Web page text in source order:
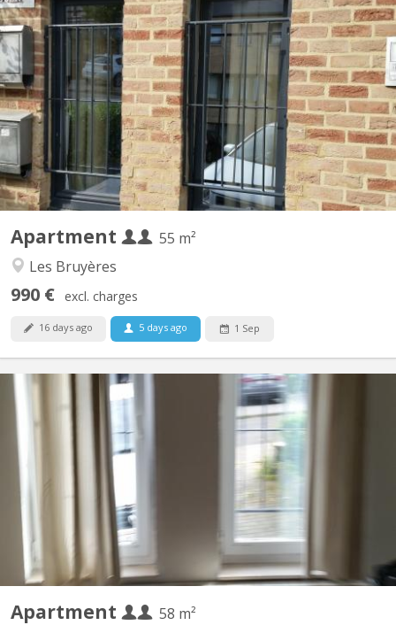
Apartment
55 m²
Les Bruyères
990 € excl. charges
16 days ago 5 days ago 1 Sep
KV 2081
Appartement lumineux de 56m2 disponible, et possible pour 2
personnes ou couple. Un salon meublé avec 2 divans-lits, tapis et
table de salon et rangé table-bureau; une grande chambre avec 2
lits (1 grand 2 personnes et 1personne), 2 placards de
rangement, et bureau avec fauteuil ; cuisine équipée...
Apartment
58 m²
Appartement tout confort aux Bruyères composé de : - Grande
chambre séparée et une autre pièce/bureau ou ch. avec meubles
à disposition. - Salon et Sam meublés, - WC séparé avec lave-
mains, tablette et miroir - Cuisine équipée avec grand four
électrique, 4 taques électrique Indiction, frigo,...